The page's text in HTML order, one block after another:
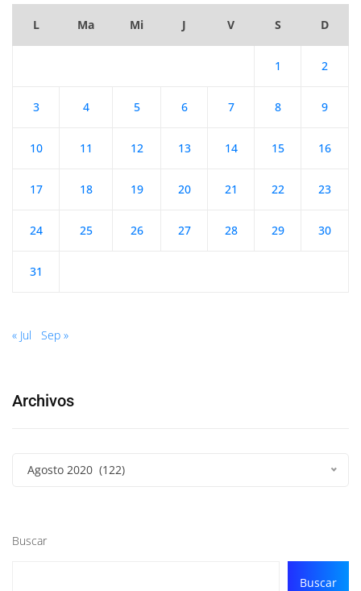
L Ma Mi J V S D
1 2
3 4 5 6 7 8 9
10 11 12 13 14 15 16
17 18 19 20 21 22 23
24 25 26 27 28 29 30
31
« Jul Sep »
Archivos
Agosto 2020 (122)
Buscar
Buscar